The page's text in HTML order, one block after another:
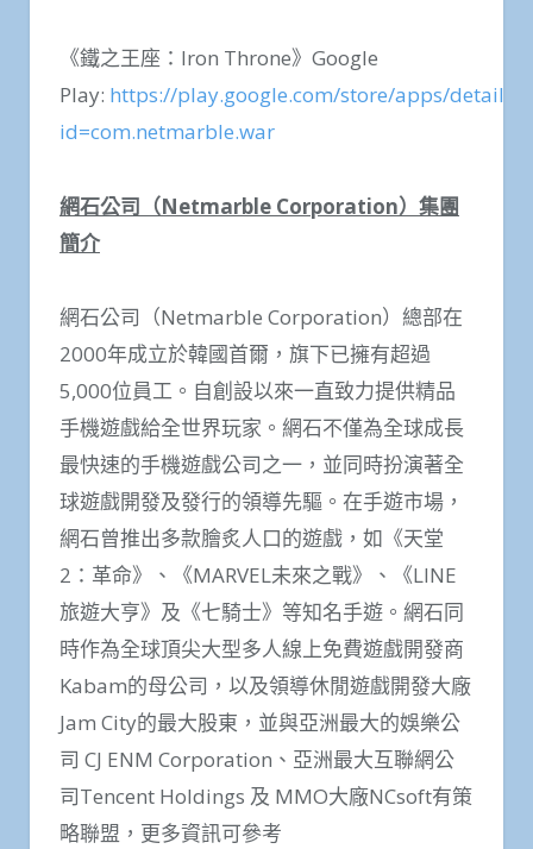
《鐵之王座：Iron Throne》Google
Play: https://play.google.com/store/apps/details?
id=com.netmarble.war
網石公司（Netmarble Corporation）集團
簡介
網石公司（Netmarble Corporation）總部在
2000年成立於韓國首爾，旗下已擁有超過
5,000位員工。自創設以來一直致力提供精品
手機遊戲給全世界玩家。網石不僅為全球成長
最快速的手機遊戲公司之一，並同時扮演著全
球遊戲開發及發行的領導先驅。在手遊市場，
網石曾推出多款膾炙人口的遊戲，如《天堂
2：革命》、《MARVEL未來之戰》、《LINE
旅遊大亨》及《七騎士》等知名手遊。網石同
時作為全球頂尖大型多人線上免費遊戲開發商
Kabam的母公司，以及領導休閒遊戲開發大廠
Jam City的最大股東，並與亞洲最大的娛樂公
司 CJ ENM Corporation、亞洲最大互聯網公
司Tencent Holdings 及 MMO大廠NCsoft有策
略聯盟，更多資訊可參考